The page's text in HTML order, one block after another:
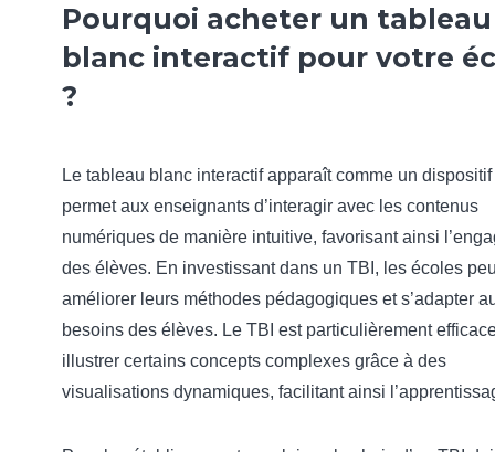
Pourquoi acheter un tableau
blanc interactif pour votre
?
Le tableau blanc interactif apparaît comme un
permet aux enseignants d’interagir avec les contenus
numériques de manière intuitive, favorisant ainsi
des élèves. En investissant dans un TBI, les écoles
améliorer leurs méthodes pédagogiques et s’adapter
besoins des élèves. Le TBI est particulièrement
illustrer certains concepts complexes grâce à des
visualisations dynamiques, facilitant ainsi